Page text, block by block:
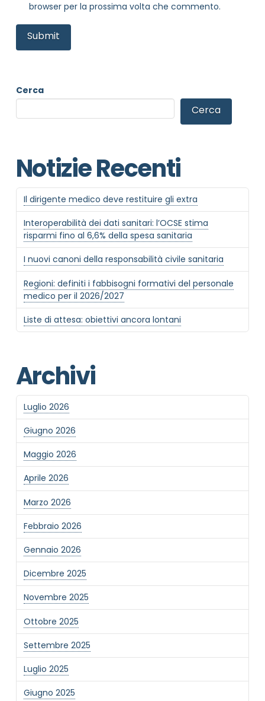
browser per la prossima volta che commento.
Cerca
Cerca
Notizie Recenti
Il dirigente medico deve restituire gli extra
Interoperabilità dei dati sanitari: l’OCSE stima
risparmi fino al 6,6% della spesa sanitaria
I nuovi canoni della responsabilità civile sanitaria
Regioni: definiti i fabbisogni formativi del personale
medico per il 2026/2027
Liste di attesa: obiettivi ancora lontani
Archivi
Luglio 2026
Giugno 2026
Maggio 2026
Aprile 2026
Marzo 2026
Febbraio 2026
Gennaio 2026
Dicembre 2025
Novembre 2025
Ottobre 2025
Settembre 2025
Luglio 2025
Giugno 2025